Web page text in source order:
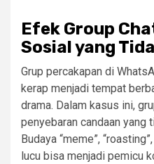
Efek Group
Sosial yang
Grup percakapan di
kerap menjadi tempat
drama. Dalam kasus ini,
penyebaran candaan yang
Budaya “meme”,
lucu bisa menjadi pemicu